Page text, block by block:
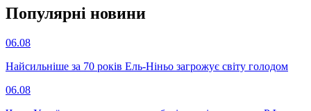
Популярнi новини
06.08
Найсильніше за 70 років Ель-Ніньо загрожує світу голодом
06.08